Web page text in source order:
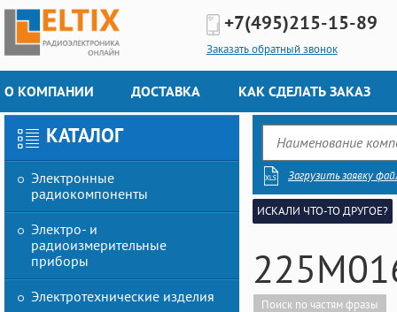
+7(495)215-15-89
Заказать обратный звонок
О КОМПАНИИ ДОСТАВКА КАК СДЕЛАТЬ ЗАКАЗ
КАТАЛОГ
Электронные
радиокомпоненты
Электро- и
радиоизмерительные
приборы
Электротехнические изделия
Загрузить заявку
ИСКАЛИ ЧТО-ТО ДРУГОЕ?
Поиск по частям фразы